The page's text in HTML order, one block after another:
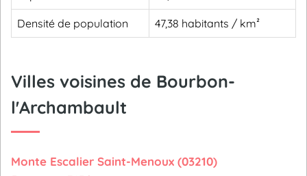
Densité de population 47,38 habitants / km²
Villes voisines de Bourbon-
l'Archambault
Monte Escalier Saint-Menoux (03210)